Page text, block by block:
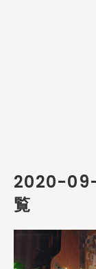
2020-09-
覧